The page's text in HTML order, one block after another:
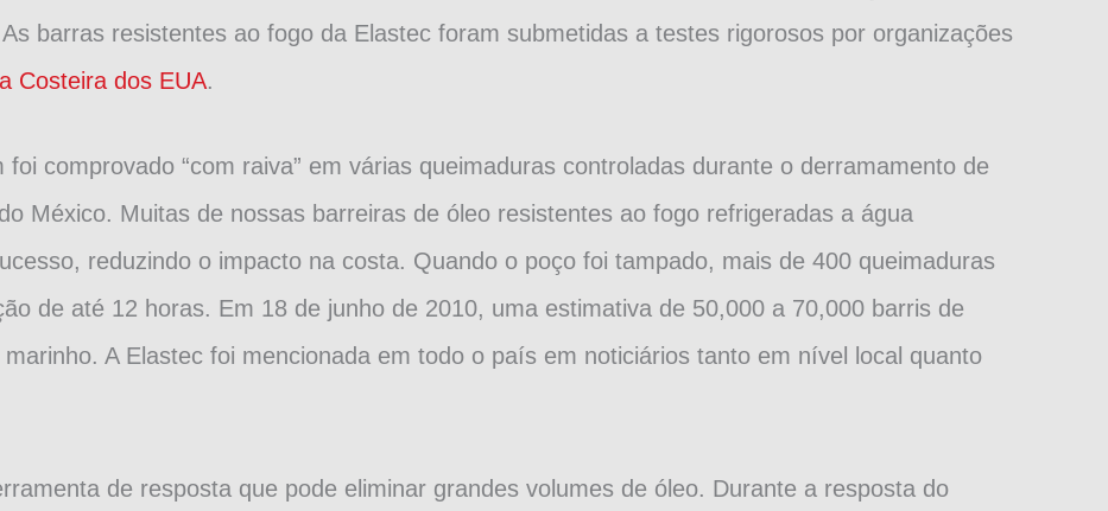
barras resistentes ao fogo da Elastec foram submetidas a testes rigorosos por organizações
Costeira dos EUA.
comprovado “com raiva” em várias queimaduras controladas durante o derramamento de
México. Muitas de nossas barreiras de óleo resistentes ao fogo refrigeradas a água
reduzindo o impacto na costa. Quando o poço foi tampado, mais de 400 queimaduras
de até 12 horas. Em 18 de junho de 2010, uma estimativa de 50,000 a 70,000 barris de
A Elastec foi mencionada em todo o país em noticiários tanto em nível local quanto
de resposta que pode eliminar grandes volumes de óleo. Durante a resposta do